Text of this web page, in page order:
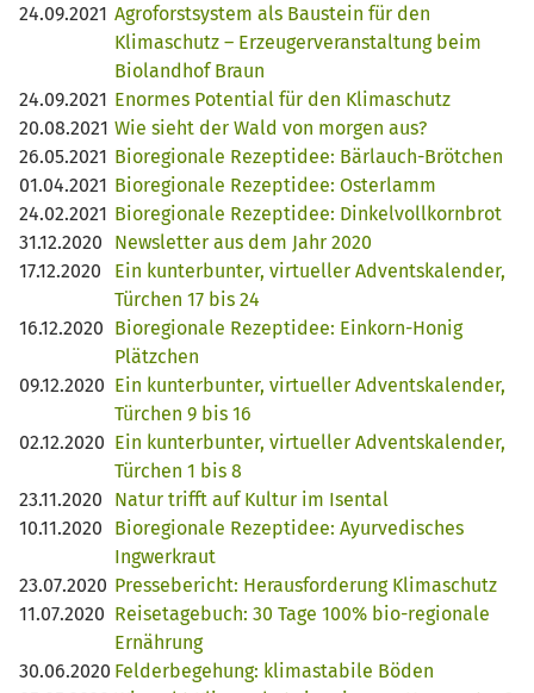
24.09.2021 Agroforstsystem als Baustein für den
Klimaschutz – Erzeugerveranstaltung beim
Biolandhof Braun
24.09.2021 Enormes Potential für den Klimaschutz
20.08.2021 Wie sieht der Wald von morgen aus?
26.05.2021 Bioregionale Rezeptidee: Bärlauch-Brötchen
01.04.2021 Bioregionale Rezeptidee: Osterlamm
24.02.2021 Bioregionale Rezeptidee: Dinkelvollkornbrot
31.12.2020
Newsletter aus dem Jahr 2020
17.12.2020
Ein kunterbunter, virtueller Adventskalender,
Türchen 17 bis 24
16.12.2020 Bioregionale Rezeptidee: Einkorn-Honig
Plätzchen
09.12.2020 Ein kunterbunter, virtueller Adventskalender,
Türchen 9 bis 16
02.12.2020 Ein kunterbunter, virtueller Adventskalender,
Türchen 1 bis 8
23.11.2020
Natur trifft auf Kultur im Isental
10.11.2020
Bioregionale Rezeptidee: Ayurvedisches
Ingwerkraut
23.07.2020 Pressebericht: Herausforderung Klimaschutz
11.07.2020 Reisetagebuch: 30 Tage 100% bio-regionale
Ernährung
30.06.2020 Felderbegehung: klimastabile Böden